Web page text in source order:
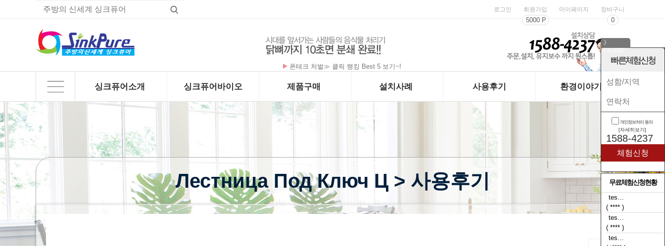
로그인 회원가입
5000 P
마이페이지 장바구니
0
나미툰 평생 주소 확인 - 나미툰 링크 - 나…
싱크퓨어소개 싱크퓨어바이오
제품구매
하위분류
설치사례
하위분류
사용후기 환경이야기
Лестница Под Ключ Ц > 사용후기
》
빠른체험신청
개인정보처리 동의
[자세히보기]
1588-4237
무료체험신청현황
tes…
( **** )
tes…
( t**** )
tes…